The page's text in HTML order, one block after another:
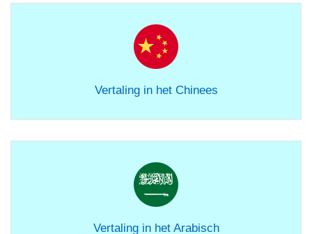
Vertaling in het Chinees
Vertaling in het Arabisch